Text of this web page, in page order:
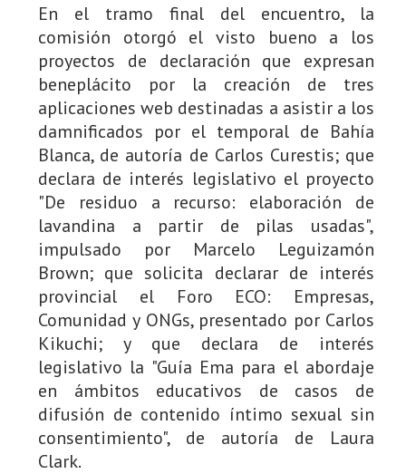
En el tramo final del encuentro, la
comisión otorgó el visto bueno a los
proyectos de declaración que expresan
beneplácito por la creación de tres
aplicaciones web destinadas a asistir a los
damnificados por el temporal de Bahía
Blanca, de autoría de Carlos Curestis; que
declara de interés legislativo el proyecto
"De residuo a recurso: elaboración de
lavandina a partir de pilas usadas",
impulsado por Marcelo Leguizamón
Brown; que solicita declarar de interés
provincial el Foro ECO: Empresas,
Comunidad y ONGs, presentado por Carlos
Kikuchi; y que declara de interés
legislativo la "Guía Ema para el abordaje
en ámbitos educativos de casos de
difusión de contenido íntimo sexual sin
consentimiento", de autoría de Laura
Clark.